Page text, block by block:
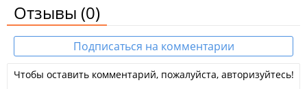
Отзывы (0)
Подписаться на комментарии
Чтобы оставить комментарий, пожалуйста, авторизуйтесь!